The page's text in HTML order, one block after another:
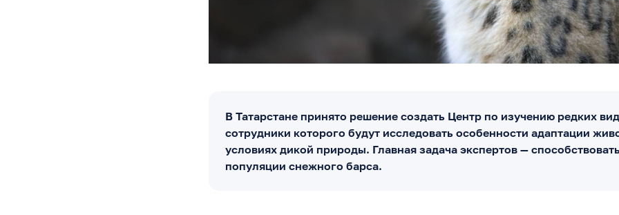
В Татарстане принято решение создать Центр по изучению редких
сотрудники которого будут исследовать особенности адаптации
условиях дикой природы. Главная задача экспертов —
популяции снежного барса.